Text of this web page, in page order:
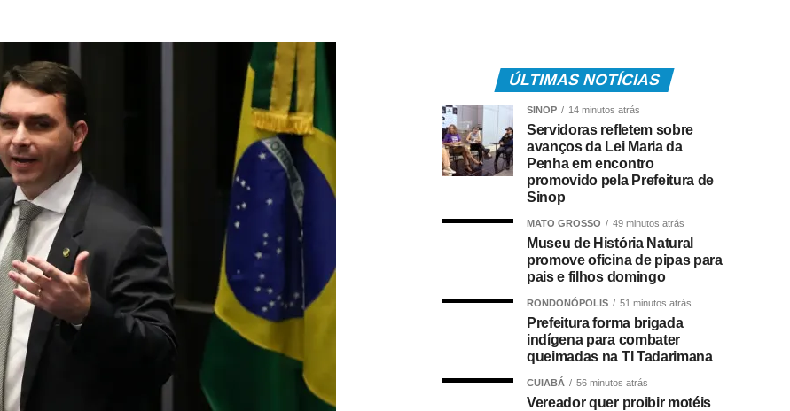
ÚLTIMAS NOTÍCIAS
SINOP 14 minutos atrás
Servidoras refletem sobre
avanços da Lei Maria da
Penha em encontro
promovido pela Prefeitura de
Sinop
MATO GROSSO 49 minutos atrás
Museu de História Natural
promove oficina de pipas para
pais e filhos domingo
RONDONÓPOLIS 51 minutos atrás
Prefeitura forma brigada
indígena para combater
queimadas na TI Tadarimana
CUIABÁ 56 minutos atrás
Vereador quer proibir motéis